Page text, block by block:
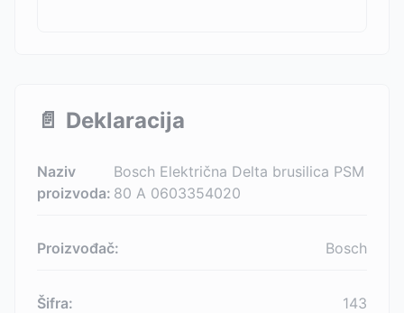
📄 Deklaracija
Naziv
proizvoda:
Bosch Električna Delta brusilica PSM
80 A 0603354020
Proizvođač: Bosch
Šifra: 143